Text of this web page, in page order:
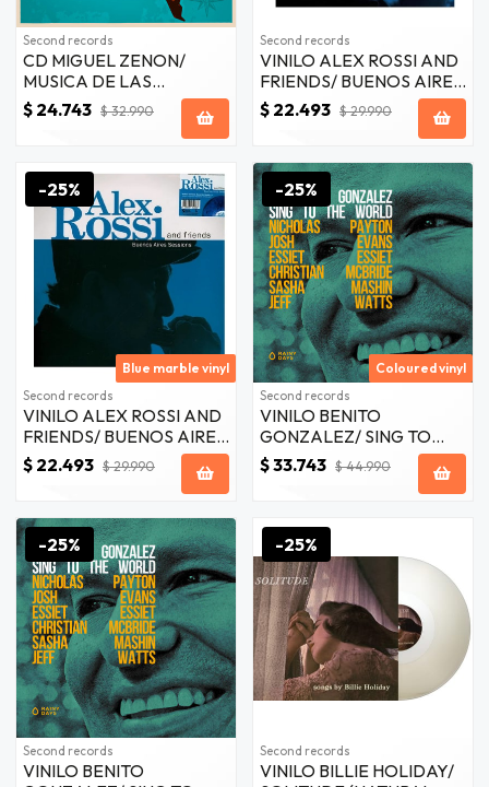
Second records
CD MIGUEL ZENON/
MUSICA DE LAS
AMERICAS 1CD
$ 24.743 $ 32.990
Second records
VINILO ALEX ROSSI AND
FRIENDS/ BUENOS AIRES
SESSIONS 1LP
$ 22.493 $ 29.990
-25%
Blue marble vinyl
Second records
VINILO ALEX ROSSI AND
FRIENDS/ BUENOS AIRES
SESSION BLUE 1LP
$ 22.493 $ 29.990
-25%
Coloured vinyl
Second records
VINILO BENITO
GONZALEZ/ SING TO
THE WORLD TURQUOISE
& YE 2LP
$ 33.743 $ 44.990
-25%
Second records
VINILO BENITO
-25%
Second records
VINILO BILLIE HOLIDAY/